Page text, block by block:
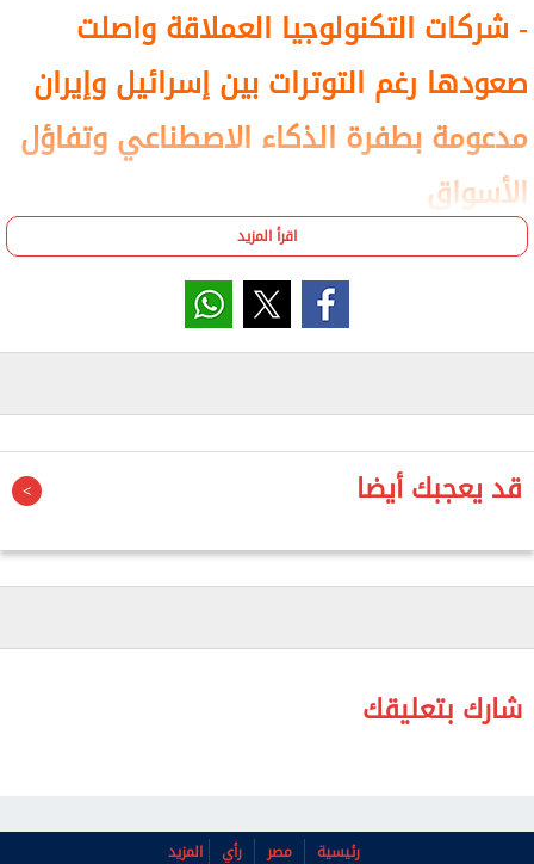
- شركات التكنولوجيا العملاقة واصلت
صعودها رغم التوترات بين إسرائيل وإيران
مدعومة بطفرة الذكاء الاصطناعي وتفاؤل
الأسواق
- القيمة السوقية لأكبر 10 شركات بالعالم
مايو الجاري
- شركة "إنفيديا" تصدرت قائمة الشركات
الأعلى قيمة سوقية بأكثر من 5 تريليونات
دولار
شركات التكنولوجيا والذكاء الاصطناعي رغم
شركات في العالم من حيث القيمة السوقية ارتفاعا
دولار إلى قيمتها السوقية.
اقرأ المزيد
قد يعجبك أيضا
شارك بتعليقك
رئيسية مصر رأي المزيد